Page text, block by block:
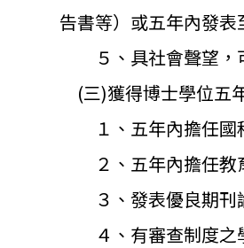
告書等） 或五年內發表
５、具社會聲望，
(三)獲得博士學位五
１、五年內擔任國
２、五年內擔任教
３、發表優良期刊
４、有審查制度之